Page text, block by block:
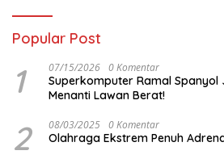
Popular Post
1 07/15/2026 0 Komentar
Superkomputer Ramal Spanyol
Menanti Lawan Berat!
2 08/03/2025 0 Komentar
Olahraga Ekstrem Penuh